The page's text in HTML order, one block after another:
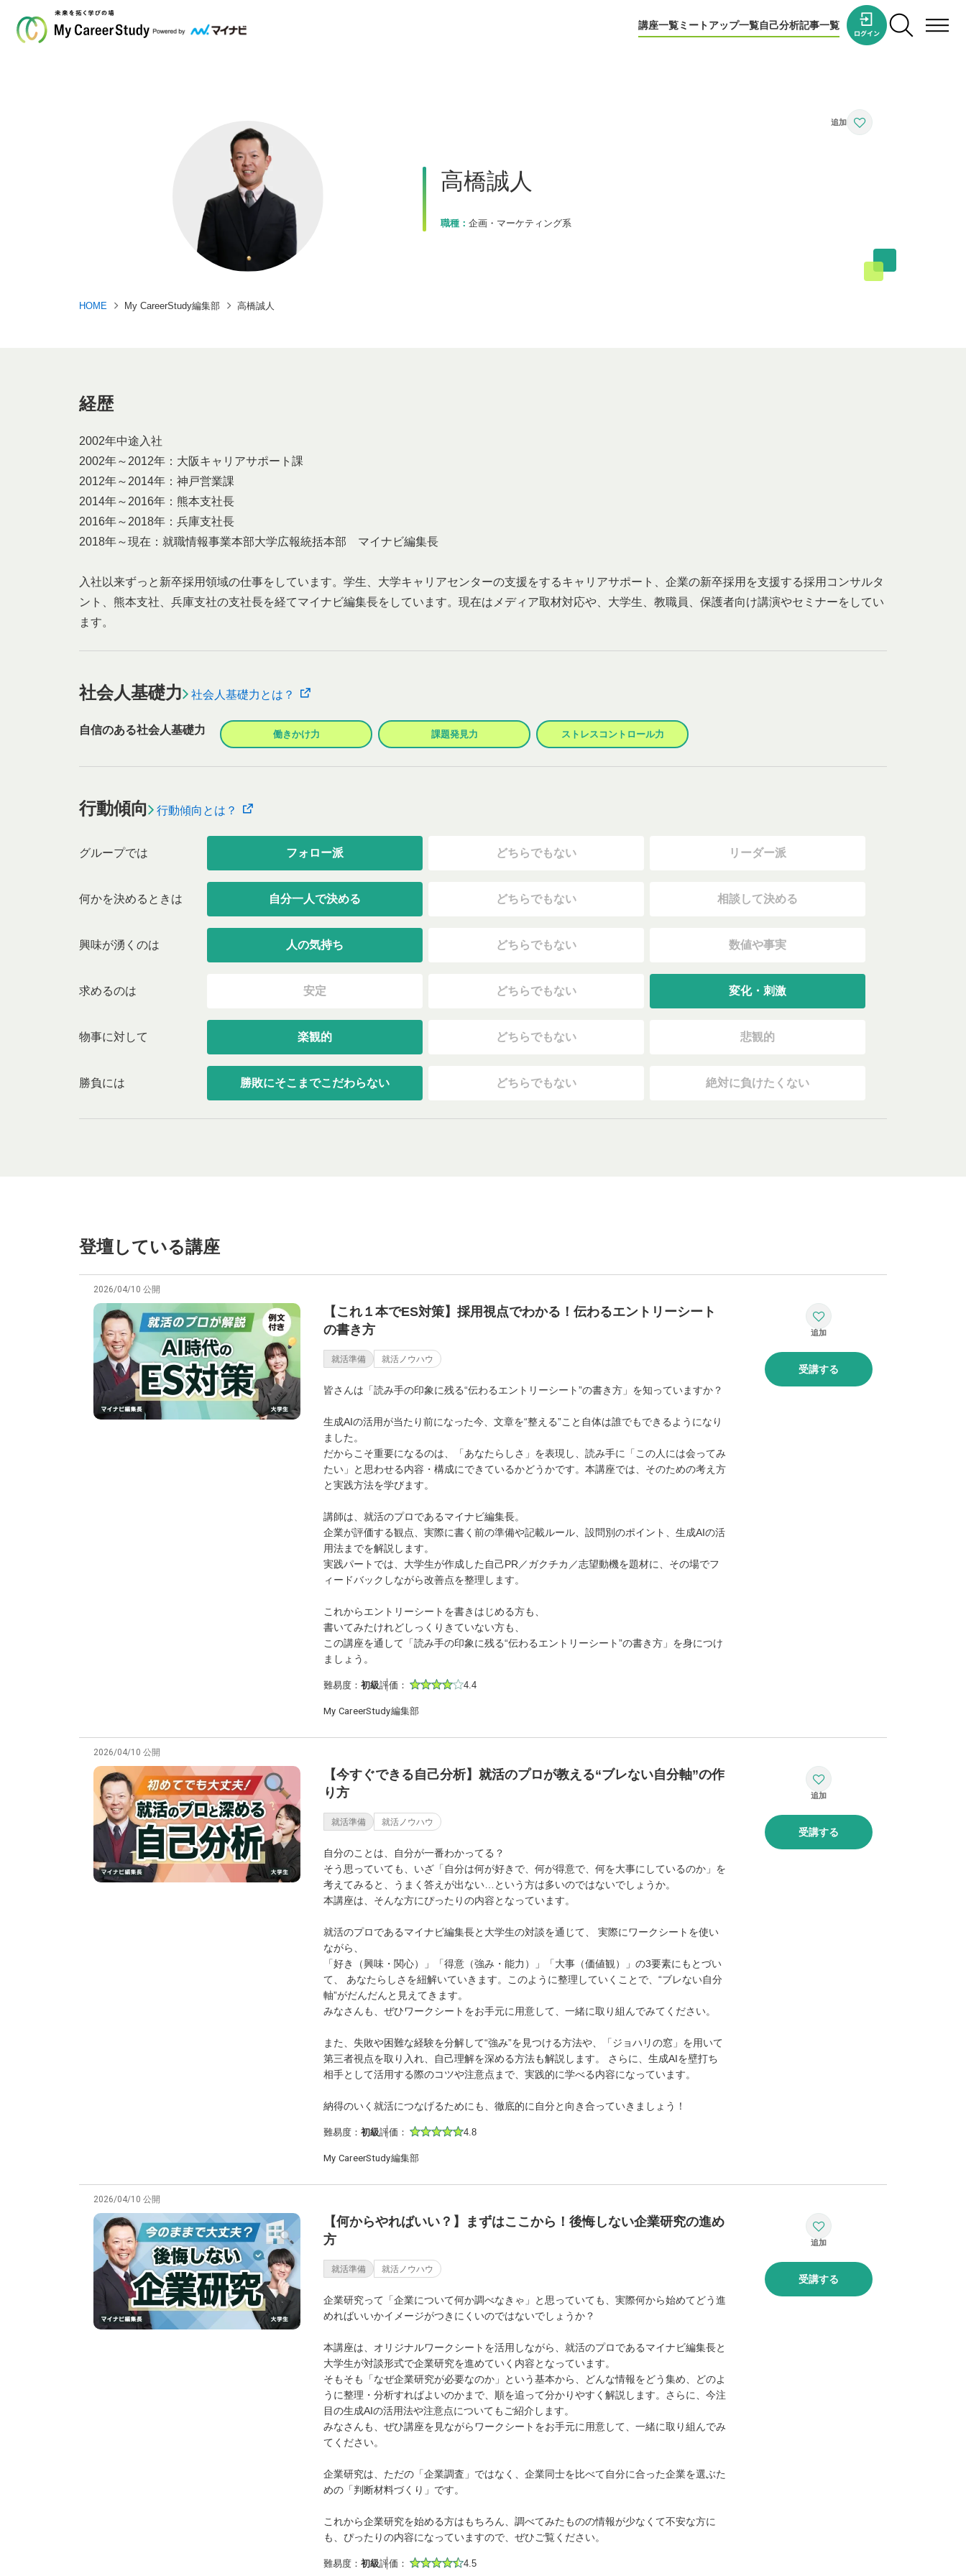
講座一覧ミートアップ一覧自己分析記事一覧
高橋誠人
職種：企画・マーケティング系
HOME My CareerStudy編集部 高橋誠人
経歴
2002年中途入社
2002年～2012年：大阪キャリアサポート課
2012年～2014年：神戸営業課
2014年～2016年：熊本支社長
2016年～2018年：兵庫支社長
2018年～現在：就職情報事業本部大学広報統括本部 マイナビ編集長
入社以来ずっと新卒採用領域の仕事をしています。学生、大学キャリアセンターの支援をするキャリアサポート、企業の新卒採用を支援する採用コンサルタ
ント、熊本支社、兵庫支社の支社長を経てマイナビ編集長をしています。現在はメディア取材対応や、大学生、教職員、保護者向け講演やセミナーをしてい
ます。
社会人基礎力 社会人基礎力とは？
自信のある社会人基礎力 働きかけ力 課題発見力 ストレスコントロール力
行動傾向 行動傾向とは？
グループでは フォロー派 どちらでもない リーダー派
何かを決めるときは 自分一人で決める どちらでもない 相談して決める
興味が湧くのは 人の気持ち どちらでもない 数値や事実
求めるのは 安定 どちらでもない 変化・刺激
物事に対して 楽観的 どちらでもない 悲観的
勝負には 勝敗にそこまでこだわらない どちらでもない 絶対に負けたくない
登壇している講座
2026/04/10 公開
【これ１本でES対策】採用視点でわかる！伝わるエントリーシート
の書き方
就活準備 就活ノウハウ
皆さんは「読み手の印象に残る“伝わるエントリーシート”の書き方」を知っていますか？
生成AIの活用が当たり前になった今、文章を“整える”こと自体は誰でもできるようになり
ました。
だからこそ重要になるのは、「あなたらしさ」を表現し、読み手に「この人には会ってみ
たい」と思わせる内容・構成にできているかどうかです。本講座では、そのための考え方
と実践方法を学びます。
講師は、就活のプロであるマイナビ編集長。
企業が評価する観点、実際に書く前の準備や記載ルール、設問別のポイント、生成AIの活
用法までを解説します。
実践パートでは、大学生が作成した自己PR／ガクチカ／志望動機を題材に、その場でフ
ィードバックしながら改善点を整理します。
これからエントリーシートを書きはじめる方も、
書いてみたけれどしっくりきていない方も、
この講座を通して「読み手の印象に残る“伝わるエントリーシート”の書き方」を身につけ
ましょう。
難易度： 初級評価： 4.4
My CareerStudy編集部
受講する
2026/04/10 公開
【今すぐできる自己分析】就活のプロが教える“ブレない自分軸”の作
り方
就活準備 就活ノウハウ
自分のことは、自分が一番わかってる？
そう思っていても、いざ「自分は何が好きで、何が得意で、何を大事にしているのか」を
考えてみると、うまく答えが出ない…という方は多いのではないでしょうか。
本講座は、そんな方にぴったりの内容となっています。
就活のプロであるマイナビ編集長と大学生の対談を通じて、 実際にワークシートを使い
ながら、
「好き（興味・関心）」「得意（強み・能力）」「大事（価値観）」の3要素にもとづい
て、 あなたらしさを紐解いていきます。このように整理していくことで、“ブレない自分
軸”がだんだんと見えてきます。
みなさんも、ぜひワークシートをお手元に用意して、一緒に取り組んでみてください。
また、失敗や困難な経験を分解して“強み”を見つける方法や、「ジョハリの窓」を用いて
第三者視点を取り入れ、自己理解を深める方法も解説します。 さらに、生成AIを壁打ち
相手として活用する際のコツや注意点まで、実践的に学べる内容になっています。
納得のいく就活につなげるためにも、徹底的に自分と向き合っていきましょう！
難易度： 初級評価： 4.8
My CareerStudy編集部
受講する
2026/04/10 公開
【何からやればいい？】まずはここから！後悔しない企業研究の進め
方
就活準備 就活ノウハウ
企業研究って「企業について何か調べなきゃ」と思っていても、実際何から始めてどう進
めればいいかイメージがつきにくいのではないでしょうか？
本講座は、オリジナルワークシートを活用しながら、就活のプロであるマイナビ編集長と
大学生が対談形式で企業研究を進めていく内容となっています。
そもそも「なぜ企業研究が必要なのか」という基本から、どんな情報をどう集め、どのよ
うに整理・分析すればよいのかまで、順を追って分かりやすく解説します。さらに、今注
目の生成AIの活用法や注意点についてもご紹介します。
みなさんも、ぜひ講座を見ながらワークシートをお手元に用意して、一緒に取り組んでみ
てください。
企業研究は、ただの「企業調査」ではなく、企業同士を比べて自分に合った企業を選ぶた
めの「判断材料づくり」です。
これから企業研究を始める方はもちろん、調べてみたものの情報が少なくて不安な方に
も、ぴったりの内容になっていますので、ぜひご覧ください。
難易度： 初級評価： 4.5
受講する